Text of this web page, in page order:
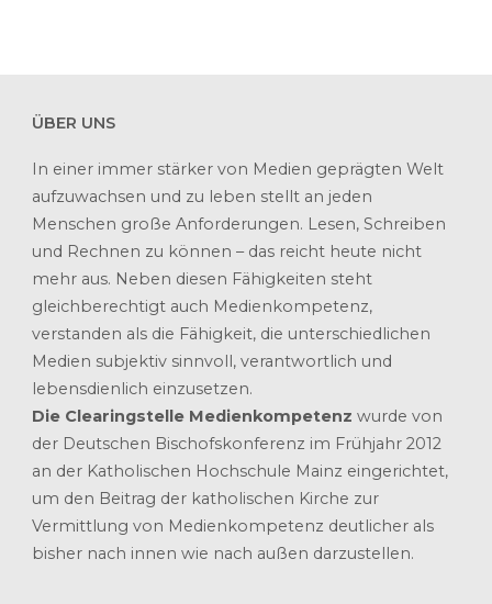
ÜBER UNS
In einer immer stärker von Medien geprägten Welt
aufzuwachsen und zu leben stellt an jeden
Menschen große Anforderungen. Lesen, Schreiben
und Rechnen zu können – das reicht heute nicht
mehr aus. Neben diesen Fähigkeiten steht
gleichberechtigt auch Medienkompetenz,
verstanden als die Fähigkeit, die unterschiedlichen
Medien subjektiv sinnvoll, verantwortlich und
lebensdienlich einzusetzen.
Die Clearingstelle Medienkompetenz wurde von
der Deutschen Bischofskonferenz im Frühjahr 2012
an der Katholischen Hochschule Mainz eingerichtet,
um den Beitrag der katholischen Kirche zur
Vermittlung von Medienkompetenz deutlicher als
bisher nach innen wie nach außen darzustellen.